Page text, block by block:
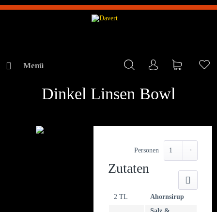
Menü Mein KontoWarenkorb
REZEPTEDinkel Linsen Bowl
Personen
Zutaten
2 TL
Ahornsirup